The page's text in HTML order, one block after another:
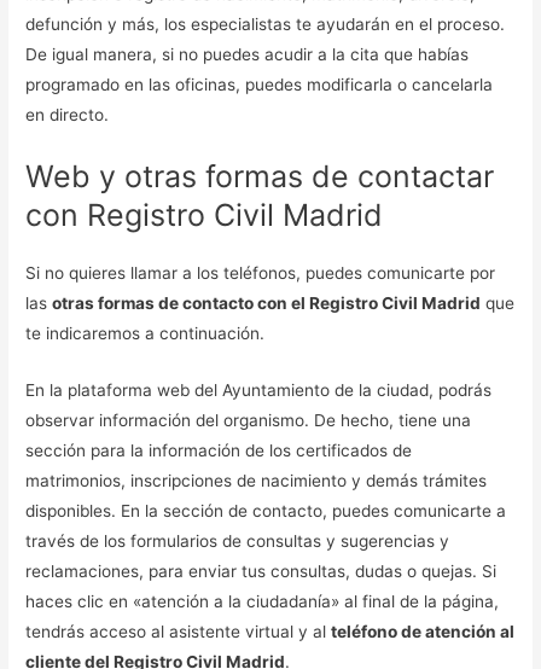
defunción y más, los especialistas te ayudarán en el proceso.
De igual manera, si no puedes acudir a la cita que habías
programado en las oficinas, puedes modificarla o cancelarla
en directo.
Web y otras formas de contactar
con Registro Civil Madrid
Si no quieres llamar a los teléfonos, puedes comunicarte por
lasotras formas de contacto con el Registro Civil Madrid que
te indicaremos a continuación.
En la plataforma web del Ayuntamiento de la ciudad, podrás
observar información del organismo. De hecho, tiene una
sección para la información de los certificados de
matrimonios, inscripciones de nacimiento y demás trámites
disponibles. En la sección de contacto, puedes comunicarte a
través de los formularios de consultas y sugerencias y
reclamaciones, para enviar tus consultas, dudas o quejas. Si
haces clic en «atención a la ciudadanía» al final de la página,
tendrás acceso al asistente virtual y alteléfono de atención al
cliente del Registro Civil Madrid.